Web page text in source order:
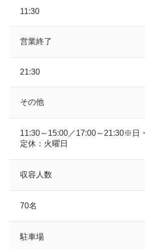
11:30
営業終了
21:30
その他
11:30～15:00／17:00～21:30※日
定休：火曜日
収容人数
70名
駐車場